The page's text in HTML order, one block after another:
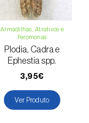
Armadilhas, Atrativos e
Feromonas
Plodia, Cadra e
Ephestia spp.
3,95€
Ver Produto